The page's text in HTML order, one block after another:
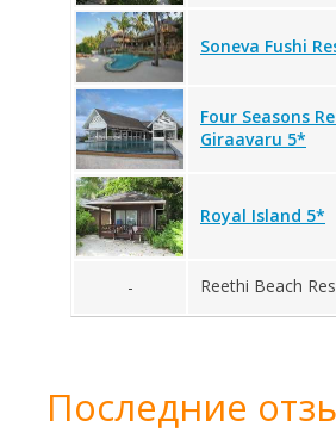
Soneva Fushi
Four Seasons
Giraavaru 5*
Royal Island 5*
- Reethi Beach
Последние